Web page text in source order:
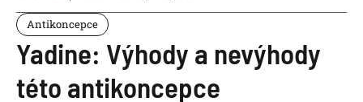
Antikoncepce
Yadine: Výhody a nevýhody
této antikoncepce